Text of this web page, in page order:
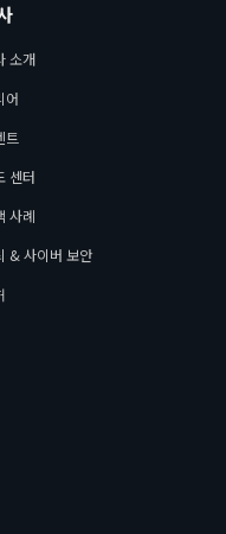
소개
어
트
센터
사례
& 사이버 보안